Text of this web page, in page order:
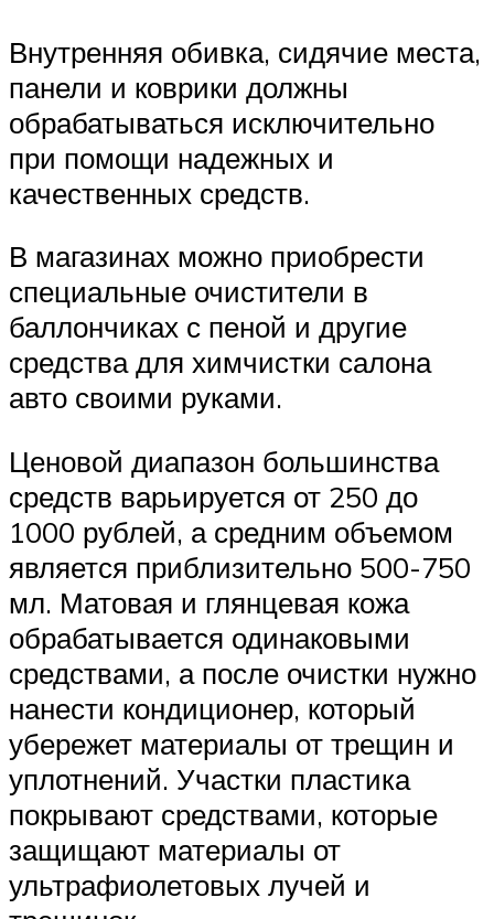
Внутренняя обивка, сидячие места,
панели и коврики должны
обрабатываться исключительно
при помощи надежных и
качественных средств.
В магазинах можно приобрести
специальные очистители в
баллончиках с пеной и другие
средства для химчистки салона
авто своими руками.
Ценовой диапазон большинства
средств варьируется от 250 до
1000 рублей, а средним объемом
является приблизительно 500-750
мл. Матовая и глянцевая кожа
обрабатывается одинаковыми
средствами, а после очистки нужно
нанести кондиционер, который
убережет материалы от трещин и
уплотнений. Участки пластика
покрывают средствами, которые
защищают материалы от
ультрафиолетовых лучей и